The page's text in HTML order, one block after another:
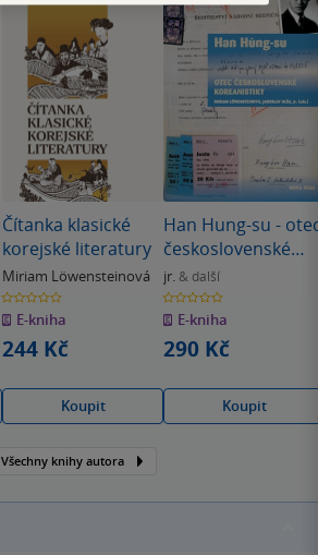
Čítanka klasické
korejské literatury
Miriam Löwensteinová
0.0
z
5
hvězdiček
E-kniha
244 Kč
Koupit
Han Hung-su -
československé
koreanistiky
jr. & další
0.0
z
5
hvězdiček
E-kniha
290 Kč
Koupit
Všechny knihy autora